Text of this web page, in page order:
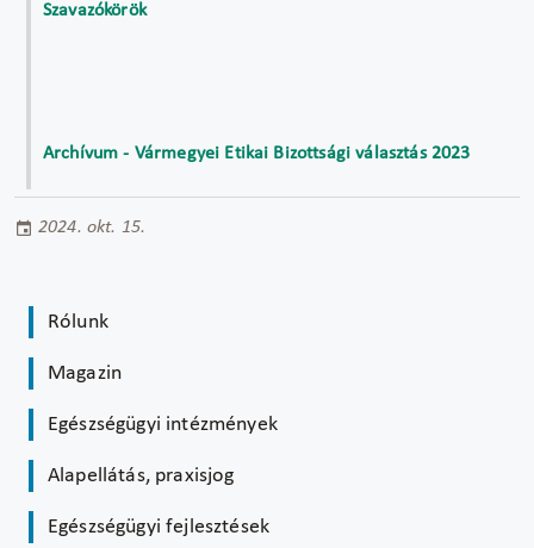
Szavazókörök
Archívum - Vármegyei Etikai Bizottsági választás 2023
2024. okt. 15.
Rólunk
Magazin
Egészségügyi intézmények
Alapellátás, praxisjog
Egészségügyi fejlesztések